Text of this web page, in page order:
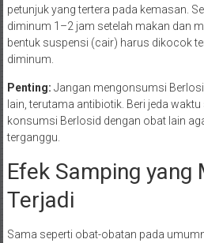
petunjuk yang tertera pada kemasan.
diminum 1–2 jam setelah makan dan
bentuk suspensi (cair) harus dikocok
diminum.
Penting: Jangan mengonsumsi
lain, terutama antibiotik. Beri jeda
konsumsi Berlosid dengan obat lain
terganggu.
Efek Samping yang
Terjadi
Sama seperti obat-obatan pada